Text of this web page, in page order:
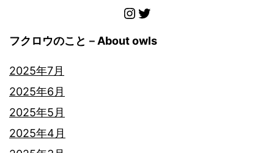
Instagram
Twitter
フクロウのこと－About owls
2025年7月
2025年6月
2025年5月
2025年4月